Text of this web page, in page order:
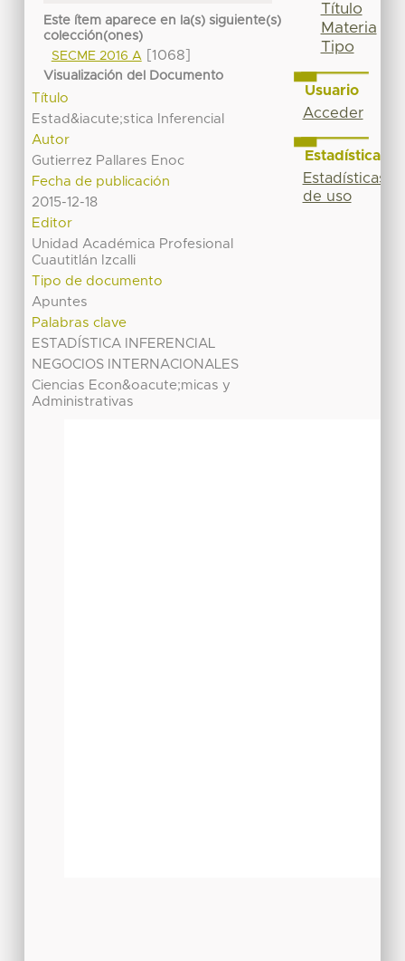
Este ítem aparece en la(s) siguiente(s)
colección(ones)
SECME 2016 A[1068]
Visualización del Documento
Título
Estad&iacute;stica Inferencial
Autor
Gutierrez Pallares Enoc
Fecha de publicación
2015-12-18
Editor
Unidad Académica Profesional
Cuautitlán Izcalli
Tipo de documento
Apuntes
Palabras clave
ESTADÍSTICA INFERENCIAL
NEGOCIOS INTERNACIONALES
Ciencias Econ&oacute;micas y
Administrativas
Título
Materia
Tipo
Usuario
Acceder
Estadísticas
Estadísticas
de uso